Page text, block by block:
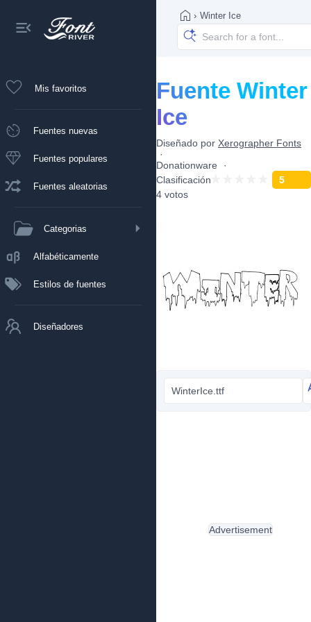
Mis favoritos
Fuentes nuevas
Fuentes populares
Fuentes aleatorias
Categorias
Alfabéticamente
Estilos de fuentes
Diseñadores
› Winter Ice
Fuente Winter
Ice
Diseñado por Xerographer Fonts
Donationware
Clasificación
5
4 votos
WinterIce.ttf
Advertisement